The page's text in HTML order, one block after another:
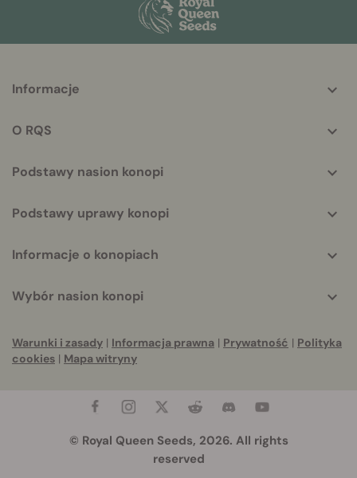
helpful
Informacje
O RQS
Podstawy nasion konopi
Podstawy uprawy konopi
Informacje o konopiach
Wybór nasion konopi
Warunki i zasady | Informacja prawna | Prywatność | Polityka
cookies | Mapa witryny
© Royal Queen Seeds, 2026. All rights
reserved